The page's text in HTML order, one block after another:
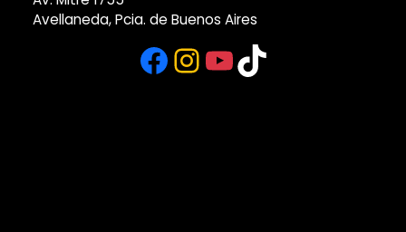
Avellaneda, Pcia. de Buenos Aires
Facebook
Instagram
YouTube
TikTok